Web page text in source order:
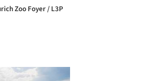
Zoo Foyer / L3P